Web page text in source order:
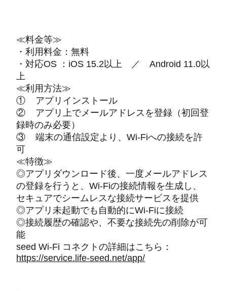
≪料金等≫
・利用料金：無料
・対応OS ：iOS 15.2以上 ／ Android 11.0以
上
≪利用方法≫
① アプリインストール
② アプリ上でメールアドレスを登録（初回登
録時のみ必要）
③ 端末の通信設定より、Wi-Fiへの接続を許
可
≪特徴≫
◎アプリダウンロード後、一度メールアドレス
の登録を行うと、Wi-Fiの接続情報を生成し、
セキュアでシームレスな接続サービスを提供
◎アプリ未起動でも自動的にWi-Fiに接続
◎接続履歴の確認や、不要な接続先の削除が可
能
seed Wi-Fi コネクトの詳細はこちら：
https://service.life-seed.net/app/